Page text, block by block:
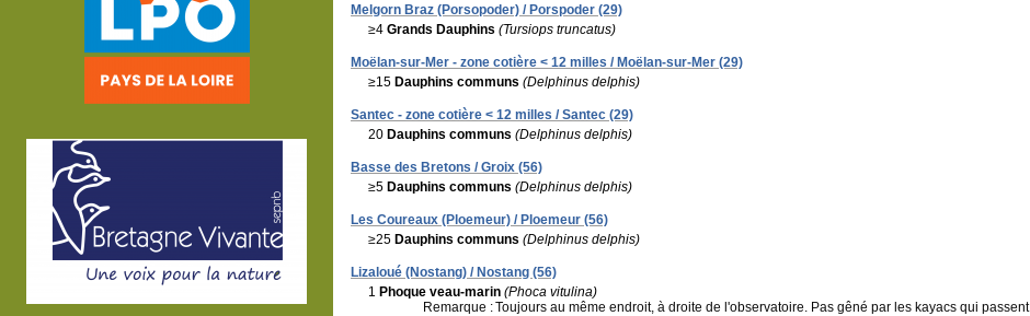
Melgorn Braz (Porsopoder) / Porspoder (29)
≥4 Grands Dauphins (Tursiops truncatus)
Moëlan-sur-Mer - zone cotière < 12 milles / Moëlan-sur-Mer (29)
≥15 Dauphins communs (Delphinus delphis)
Santec - zone cotière < 12 milles / Santec (29)
20 Dauphins communs (Delphinus delphis)
Basse des Bretons / Groix (56)
≥5 Dauphins communs (Delphinus delphis)
Les Coureaux (Ploemeur) / Ploemeur (56)
≥25 Dauphins communs (Delphinus delphis)
Lizaloué (Nostang) / Nostang (56)
1 Phoque veau-marin (Phoca vitulina)
Remarque :Toujours au même endroit, à droite de l'observatoire. Pas gêné par les kayacs qui passent